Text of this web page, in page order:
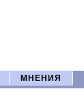
МНЕНИЯ